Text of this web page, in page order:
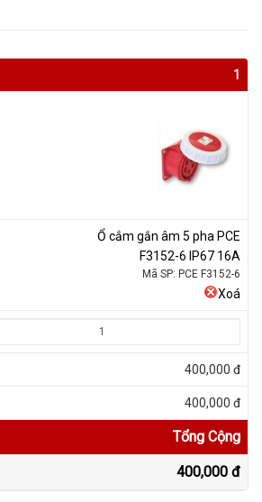
1
Ổ cắm gắn âm 5 pha PCE
F3152-6 IP67 16A
Mã SP: PCE F3152-6
Xoá
400,000 đ
400,000 đ
Tổng Cộng
400,000 đ